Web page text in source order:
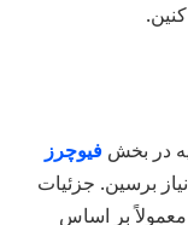
فیوچرز
برسین. جزئیات
بر اساس